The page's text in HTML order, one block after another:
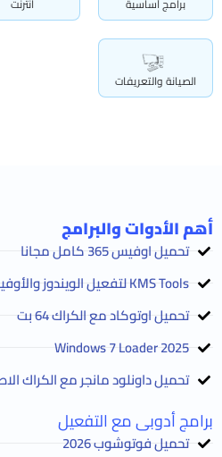
الصيانة والتعريفات
أهم الأدوات والبرامج
تحميل اوفيس 365 كامل مجانا
KMS Tools لتفعيل الويندوز والأوفيس
تحميل اوتوكاد مع الكراك 64 بت
2025 Windows 7 Loader
تحميل داونلود مانجر مع الكراك
برامج أدوبى مع التفعيل
تحميل فوتوشوب 2026